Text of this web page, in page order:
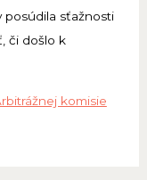
posúdila sťažnosti
či došlo k
komisie